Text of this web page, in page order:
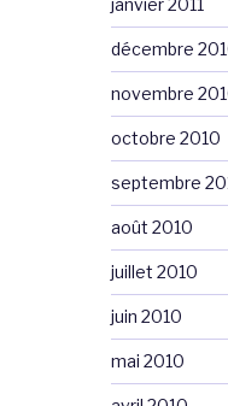
janvier 2011
décembre
novembre
octobre 2010
septembre
août 2010
juillet 2010
juin 2010
mai 2010